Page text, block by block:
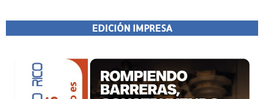
EDICIÓN IMPRESA